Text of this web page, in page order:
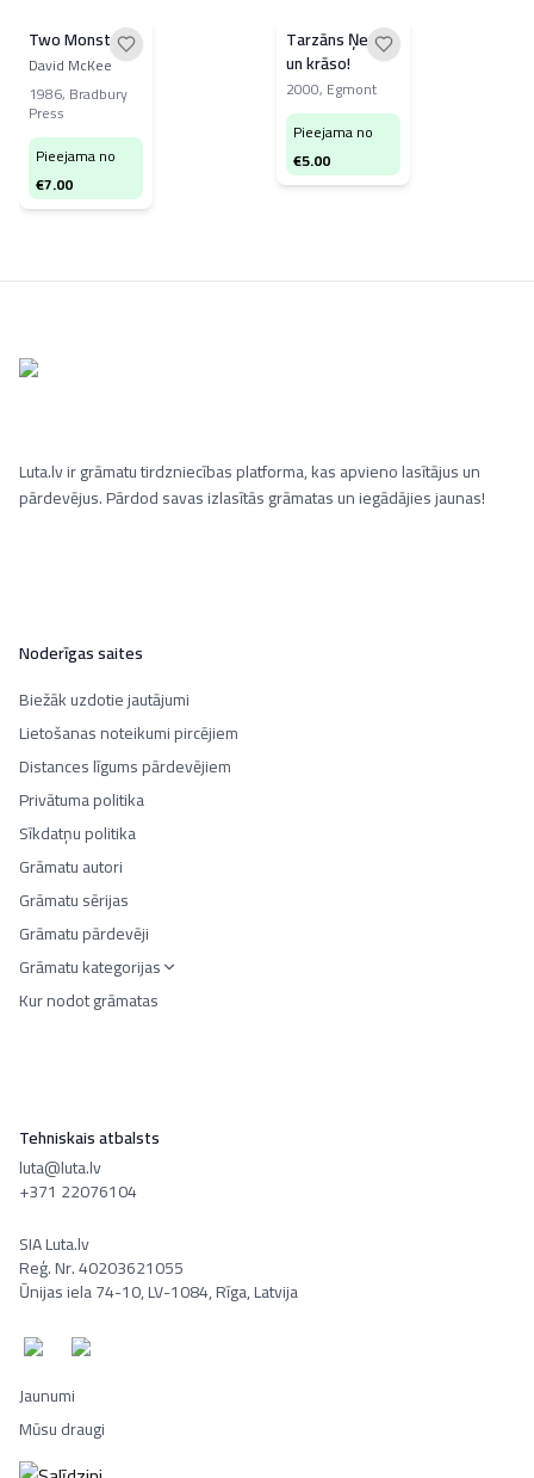
Two Monsters
David McKee
1986, Bradbury
Press
Pieejama no
€7.00
Tarzāns Ņem
un krāso!
2000, Egmont
Pieejama no
€5.00
Luta.lv ir grāmatu tirdzniecības platforma, kas apvieno lasītājus un
pārdevējus. Pārdod savas izlasītās grāmatas un iegādājies jaunas!
Noderīgas saites
Biežāk uzdotie jautājumi
Lietošanas noteikumi pircējiem
Distances līgums pārdevējiem
Privātuma politika
Sīkdatņu politika
Grāmatu autori
Grāmatu sērijas
Grāmatu pārdevēji
Grāmatu kategorijas
Kur nodot grāmatas
Tehniskais atbalsts
luta@luta.lv
+371 22076104
SIA Luta.lv
Reģ. Nr. 40203621055
Ūnijas iela 74-10, LV-1084, Rīga, Latvija
Jaunumi
Mūsu draugi